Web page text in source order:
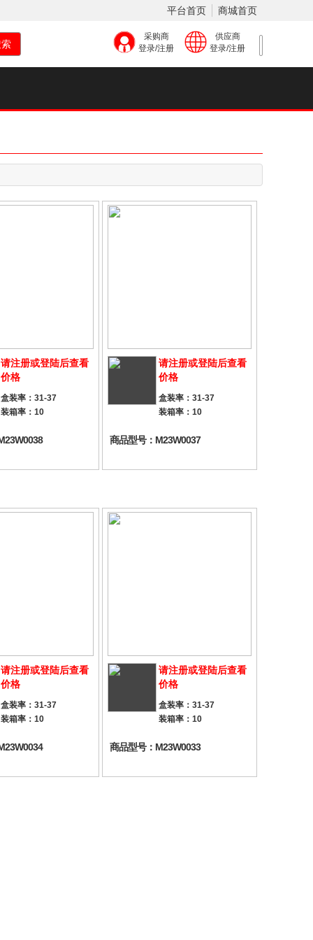
商城首页
平台首页
采购商
登录/注册
供应商
登录/注册
请注册或登陆后查看
价格
盒装率：31-37
装箱率：10
请注册或登陆后查看
价格
盒装率：31-37
装箱率：10
商品型号：M23W0037
请注册或登陆后查看
价格
盒装率：31-37
装箱率：10
请注册或登陆后查看
价格
盒装率：31-37
装箱率：10
商品型号：M23W0033